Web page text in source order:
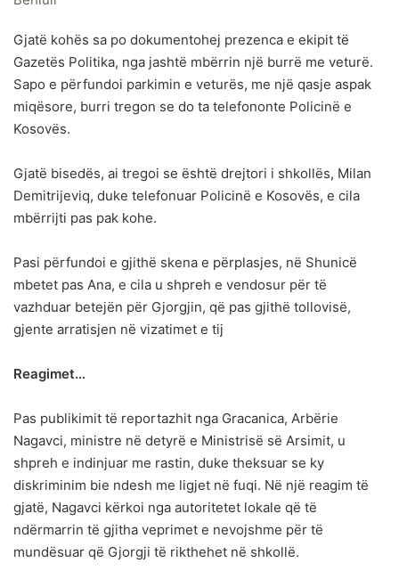
Gjatë kohës sa po dokumentohej prezenca e ekipit të
Gazetës Politika, nga jashtë mbërrin një burrë me veturë.
Sapo e përfundoi parkimin e veturës, me një qasje aspak
miqësore, burri tregon se do ta telefononte Policinë e
Kosovës.
Gjatë bisedës, ai tregoi se është drejtori i shkollës, Milan
Demitrijeviq, duke telefonuar Policinë e Kosovës, e cila
mbërrijti pas pak kohe.
Pasi përfundoi e gjithë skena e përplasjes, në Shunicë
mbetet pas Ana, e cila u shpreh e vendosur për të
vazhduar betejën për Gjorgjin, që pas gjithë tollovisë,
gjente arratisjen në vizatimet e tij
Reagimet…
Pas publikimit të reportazhit nga Gracanica, Arbërie
Nagavci, ministre në detyrë e Ministrisë së Arsimit, u
shpreh e indinjuar me rastin, duke theksuar se ky
diskriminim bie ndesh me ligjet në fuqi. Në një reagim të
gjatë, Nagavci kërkoi nga autoritetet lokale që të
ndërmarrin të gjitha veprimet e nevojshme për të
mundësuar që Gjorgji të rikthehet në shkollë.